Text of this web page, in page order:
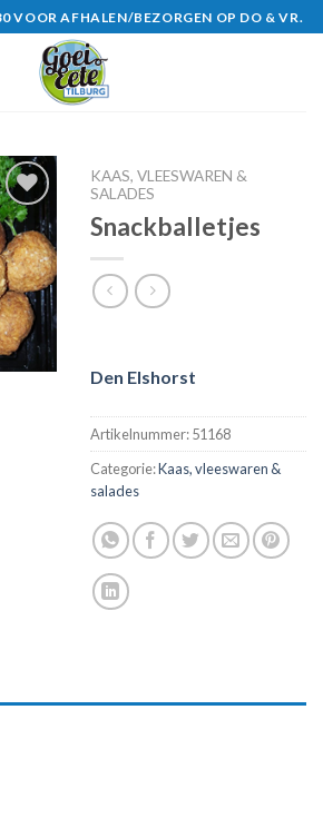
VOOR AFHALEN/BEZORGEN OP DO & VR.
KAAS, VLEESWAREN &
SALADES
Snackballetjes
Den Elshorst
Artikelnummer:51168
Categorie:Kaas, vleeswaren &
salades